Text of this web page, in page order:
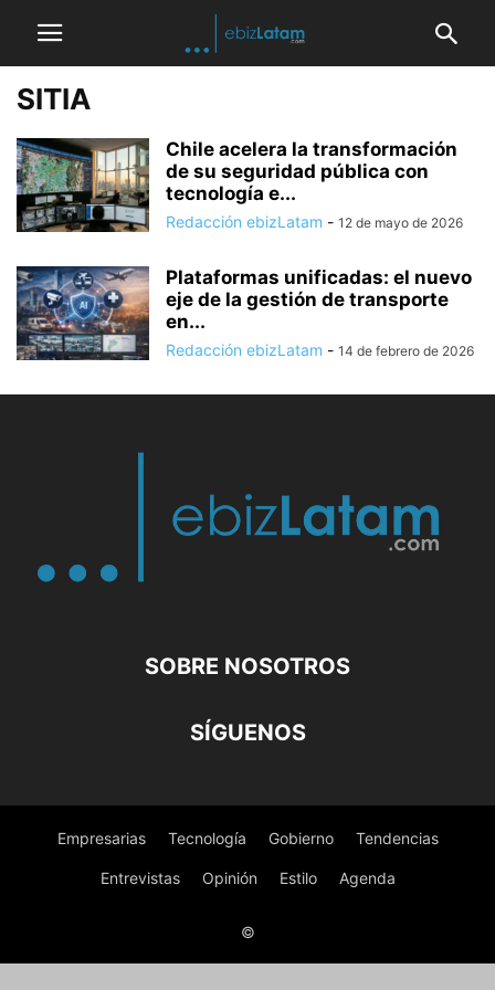
SITIA
Chile acelera la transformación
de su seguridad pública con
tecnología e...
Redacción ebizLatam - 12 de mayo de 2026
Plataformas unificadas: el nuevo
eje de la gestión de transporte
en...
Redacción ebizLatam - 14 de febrero de 2026
SOBRE NOSOTROS
SÍGUENOS
Empresarias Tecnología Gobierno Tendencias
Entrevistas Opinión Estilo Agenda
©